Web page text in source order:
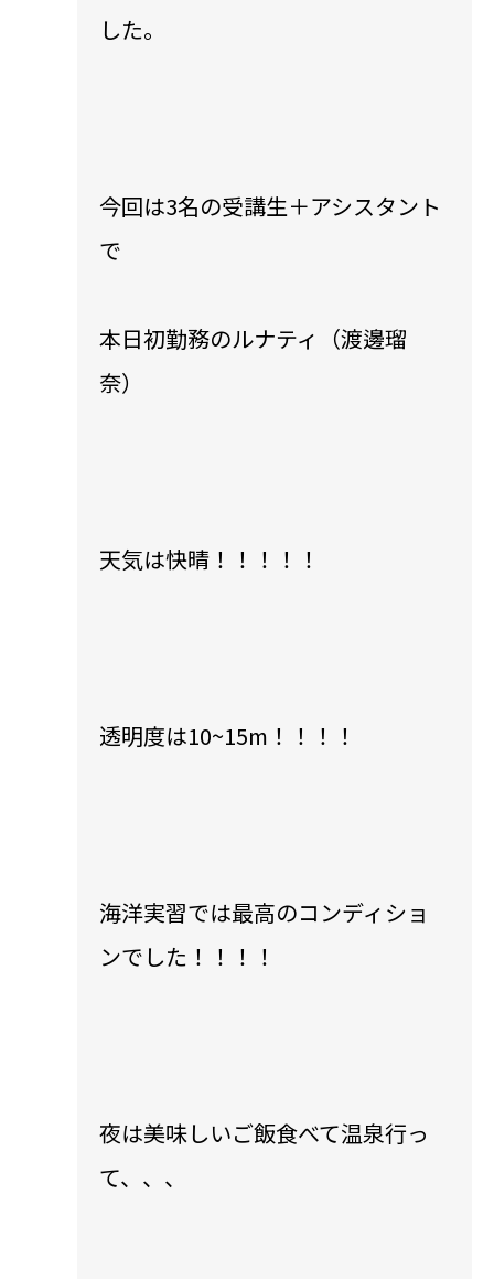
した。
今回は3名の受講生＋アシスタント
で
本日初勤務のルナティ（渡邊瑠
奈）
天気は快晴！！！！！
透明度は10~15m！！！！
海洋実習では最高のコンディショ
ンでした！！！！
夜は美味しいご飯食べて温泉行っ
て、、、